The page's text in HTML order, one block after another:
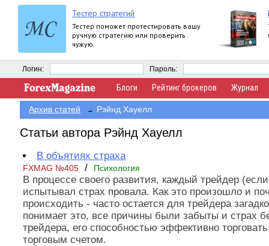
Тестер стратегий
Тестер поможет протестировать вашу
ручную стратегию или проверить
чужую.
Логин: Пароль:
Блоги Рейтинг брокеров Журнал
Архив статей → Рэйнд Хауелл
Статьи автора Рэйнд Хауелл
В объятиях страха
FXMAG №405 / Психология
В процессе своего развития, каждый трейдер
испытывал страх провала. Как это произошло и
происходить - часто остается для трейдера
понимает это, все причины были забыты и страх
трейдера, его способностью эффективно
торговым счетом.